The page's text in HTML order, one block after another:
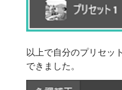
以上で自分のプリセッ
できました。